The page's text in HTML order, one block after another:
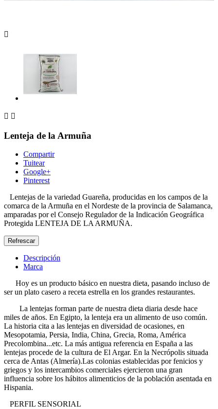

 
Lenteja de la Armuña
Compartir
Tuitear
Google+
Pinterest
Lentejas de la variedad Guareña, producidas en los campos de la
comarca de la Armuña en el Nordeste de la provincia de Salamanca,
amparadas por el Consejo Regulador de la Indicación Geográfica
Protegida LENTEJA DE LA ARMUÑA.
Descripción
Marca
Hoy es un producto básico en nuestra dieta, pasando incluso de
ser un plato casero a receta estrella en los grandes restaurantes.
La lentejas forman parte de nuestra dieta diaria desde hace
miles de años. En Egipto, la lenteja era un alimento de uso común.
La historia cita a las lentejas en diversidad de ocasiones, en
Mesopotamia, Persia, India, China, Grecia, Roma, América
Precolombina...etc. La más antigua referencia en España a las
lentejas procede de la cultura de El Argar. En la Necrópolis situada
cerca de Antas (Almería).Las colonias establecidas por fenicios y
griegos y los intercambios comerciales ejercieron una gran
influencia sobre los hábitos alimenticios de la población asentada en
Hispania.
PERFIL SENSORIAL